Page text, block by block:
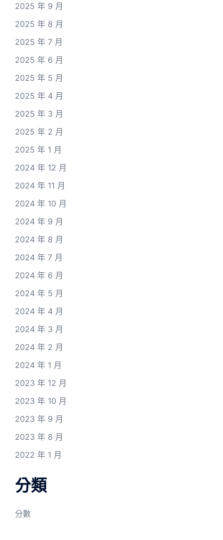
2025 年 9 月
2025 年 8 月
2025 年 7 月
2025 年 6 月
2025 年 5 月
2025 年 4 月
2025 年 3 月
2025 年 2 月
2025 年 1 月
2024 年 12 月
2024 年 11 月
2024 年 10 月
2024 年 9 月
2024 年 8 月
2024 年 7 月
2024 年 6 月
2024 年 5 月
2024 年 4 月
2024 年 3 月
2024 年 2 月
2024 年 1 月
2023 年 12 月
2023 年 10 月
2023 年 9 月
2023 年 8 月
2022 年 1 月
分類
分數